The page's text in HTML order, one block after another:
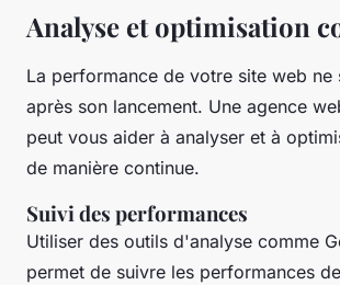
Analyse et optimisation
La performance de votre site web ne
après son lancement. Une agence
peut vous aider à analyser et à
de manière continue.
Suivi des performances
Utiliser des outils d'analyse comme
permet de suivre les performances